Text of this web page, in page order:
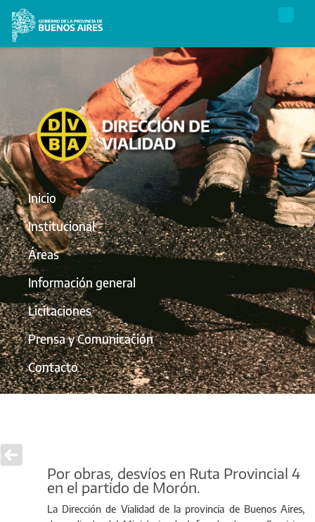
Inicio
Institucional
Áreas
Información general
Licitaciones
Prensa y Comunicación
Contacto
Por obras, desvíos en Ruta Provincial 4
en el partido de Morón.
La Dirección de Vialidad de la provincia de Buenos Aires,